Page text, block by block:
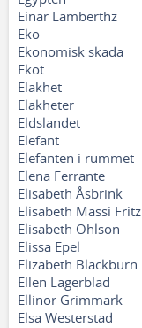
Einar Lamberthz
Eko
Ekonomisk skada
Ekot
Elakhet
Elakheter
Eldslandet
Elefant
Elefanten i rummet
Elena Ferrante
Elisabeth Åsbrink
Elisabeth Massi Fritz
Elisabeth Ohlson
Elissa Epel
Elizabeth Blackburn
Ellen Lagerblad
Ellinor Grimmark
Elsa Westerstad